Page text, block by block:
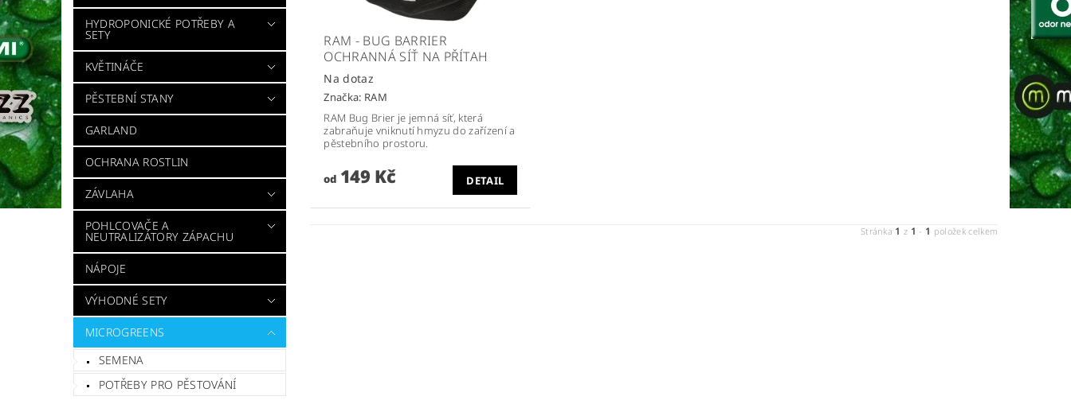
HYDROPONICKÉ POTŘEBY A
SETY
KVĚTINÁČE
PĚSTEBNÍ STANY
GARLAND
OCHRANA ROSTLIN
ZÁVLAHA
POHLCOVAČE A
NEUTRALIZÁTORY ZÁPACHU
NÁPOJE
VÝHODNÉ SETY
MICROGREENS
SEMENA
POTŘEBY PRO PĚSTOVÁNÍ
RAM - BUG BARRIER
OCHRANNÁ SÍŤ NA PŘÍTAH
Na dotaz
Značka: RAM
RAM Bug Brier je jemná síť, která
zabraňuje vniknutí hmyzu do zařízení a
pěstebního prostoru.
od149 Kč DETAIL
Stránka 1 z 1 - 1 položek celkem